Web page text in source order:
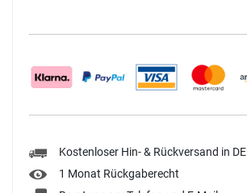
Kostenloser Hin- & Rückversand in DE
1 Monat Rückgaberecht